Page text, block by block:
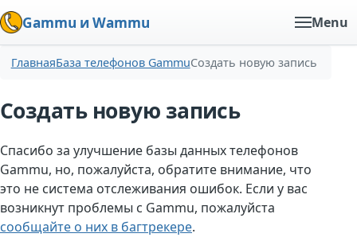
Gammu и Wammu Menu
ГлавнаяБаза телефонов GammuСоздать новую запись
Создать новую запись
Спасибо за улучшение базы данных телефонов
Gammu, но, пожалуйста, обратите внимание, что
это не система отслеживания ошибок. Если у вас
возникнут проблемы с Gammu, пожалуйста
сообщайте о них в багтрекере.